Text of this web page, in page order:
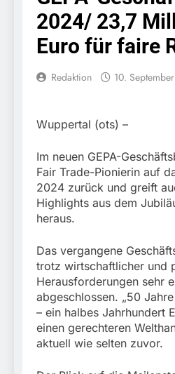
Eingriffs
Mann
verletzt
FW-
5.
HZA-R:
Mehr als
und
Grenze
stellt
Einreise
3. August
FW-M:
den
nach
3.
FW-
31. Juli
2024/ 23,7
Euro für faire
Redaktion 10.
Wuppertal (ots) –
Im neuen GEPA-
Fair Trade-Pionierin auf
2024 zurück und greift
Highlights aus dem
heraus.
Das vergangene
trotz wirtschaftlicher und
Herausforderungen sehr
abgeschlossen. „50
– ein halbes Jahrhundert
einen gerechteren
aktuell wie selten zuvor.